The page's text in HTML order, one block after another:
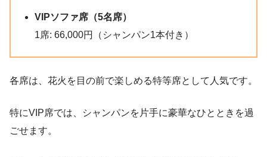
VIPソファ席（5名席）
1席: 66,000円（シャンパン1本付き）
各席は、花火を目の前で楽しめる特等席として人気です。
特にVIP席では、シャンパンを片手に豪華なひとときを過
ごせます。